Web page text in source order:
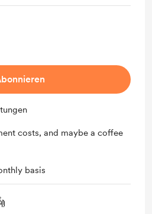
costs, and maybe a coffee
basis